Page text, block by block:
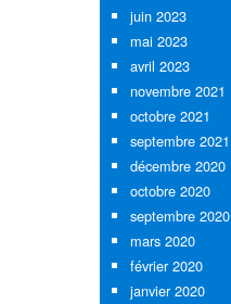
juin 2023
mai 2023
avril 2023
novembre 2021
octobre 2021
septembre 2021
décembre 2020
octobre 2020
septembre 2020
mars 2020
février 2020
janvier 2020